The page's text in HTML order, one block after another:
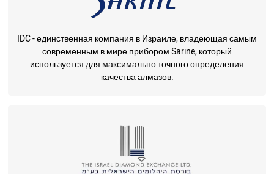
IDC - единственная компания в Израиле, владеющая самым
современным в мире прибором Sarine, который
используется для максимально точного определения
качества алмазов.